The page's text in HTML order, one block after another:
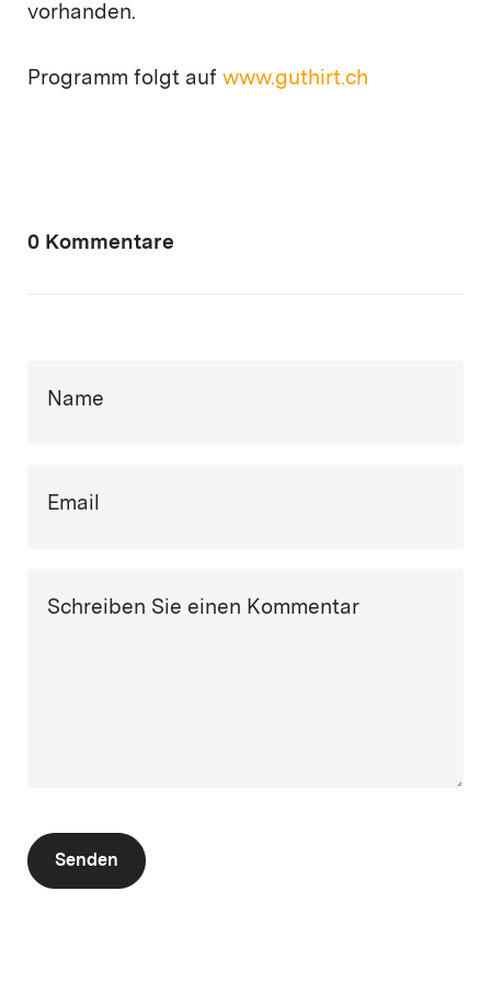
vorhanden.
Programm folgt auf www.guthirt.ch
0 Kommentare
Name
Email
Schreiben Sie einen Kommentar
Senden